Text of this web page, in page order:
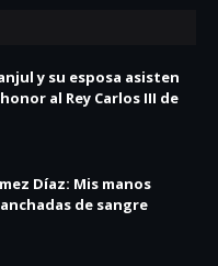
y su esposa asisten
al Rey Carlos III de
Díaz: Mis manos
de sangre